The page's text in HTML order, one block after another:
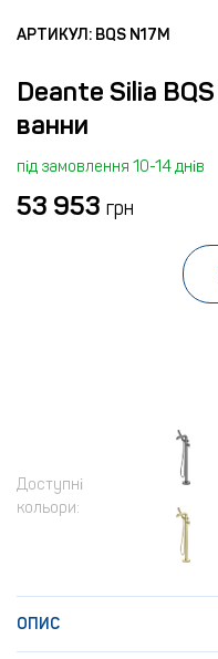
АРТИКУЛ: BQS N17M
Deante Silia
ванни
під замовлення 10-14 днів
53 953 грн
Доступні
кольори:
ОПИС